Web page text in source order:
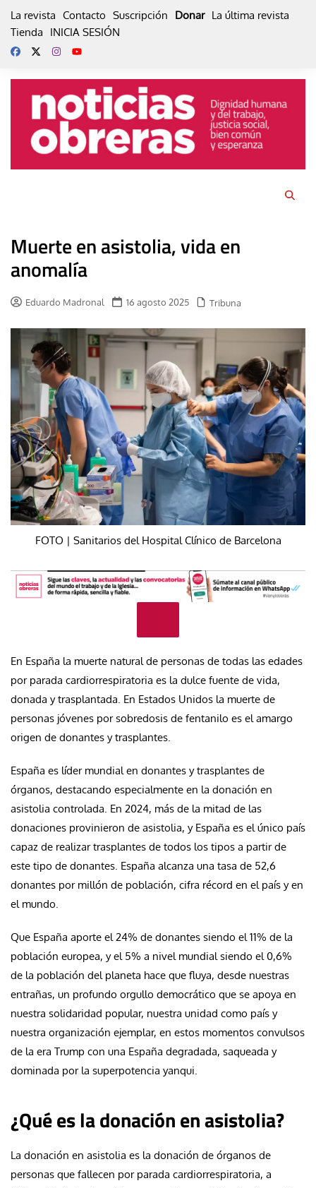
La revista Contacto Suscripción Donar La última revista
Tienda
INICIA SESIÓN
Muerte en asistolia, vida en
anomalía
Eduardo Madronal 16 agosto 2025 Tribuna
FOTO | Sanitarios del Hospital Clínico de Barcelona
En España la muerte natural de personas de todas las edades
por parada cardiorrespiratoria es la dulce fuente de vida,
donada y trasplantada. En Estados Unidos la muerte de
personas jóvenes por sobredosis de fentanilo es el amargo
origen de donantes y trasplantes.
España es líder mundial en donantes y trasplantes de
órganos, destacando especialmente en la donación en
asistolia controlada. En 2024, más de la mitad de las
donaciones provinieron de asistolia, y España es el único país
capaz de realizar trasplantes de todos los tipos a partir de
este tipo de donantes. España alcanza una tasa de 52,6
donantes por millón de población, cifra récord en el país y en
el mundo.
Que España aporte el 24% de donantes siendo el 11% de la
población europea, y el 5% a nivel mundial siendo el 0,6%
de la población del planeta hace que fluya, desde nuestras
entrañas, un profundo orgullo democrático que se apoya en
nuestra solidaridad popular, nuestra unidad como país y
nuestra organización ejemplar, en estos momentos convulsos
de la era Trump con una España degradada, saqueada y
dominada por la superpotencia yanqui.
¿Qué es la donación en asistolia?
La donación en asistolia es la donación de órganos de
personas que fallecen por parada cardiorrespiratoria, a